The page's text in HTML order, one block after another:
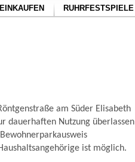
am Süder Elisabeth
dauerhaften Nutzung überlassen
ist möglich.